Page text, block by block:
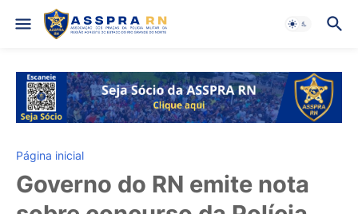
Página inicial
Governo do RN emite nota